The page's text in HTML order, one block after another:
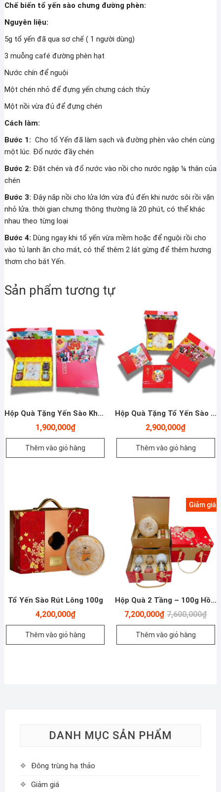
Chế biến tổ yến sào chưng đường phèn:
Nguyên liệu:
5g tổ yến đã qua sơ chế ( 1 người dùng)
3 muỗng café đường phèn hạt
Nước chín để nguội
Một chén nhỏ để đựng yến chưng cách thủy
Một nồi vừa đủ để đựng chén
Cách làm:
Bước 1: Cho tổ Yến đã làm sạch và đường phèn vào chén cùng
một lúc. Đổ nước đầy chén
Bước 2: Đặt chén và đổ nước vào nồi cho nước ngập ¼ thân của
chén
Bước 3: Đậy nắp nồi cho lửa lớn vừa đủ đến khi nước sôi rồi vặn
nhỏ lửa. thời gian chưng thông thường là 20 phút, có thể khác
nhau theo từng loại
Bước 4: Dùng ngay khi tổ yến vừa mềm hoặc để nguội rồi cho
vào tủ lạnh ăn cho mát, có thể thêm 2 lát gừng để thêm hương
thơm cho bát Yến.
Sản phẩm tương tự
Hộp Quà Tặng Yến Sào Khánh Hòa Sợi Dài 50g Và Các Loại Hạt
1,900,000₫
Thêm vào giỏ hàng
Hộp Quà Tặng Tổ Yến Sào Khánh Hòa Tinh Chế Sợi Ngắn 100g Và Các Loại Hạt
2,900,000₫
Thêm vào giỏ hàng
Tổ Yến Sào Rút Lông 100g
4,200,000₫
Thêm vào giỏ hàng
Giảm giá!
Hộp Quà 2 Tầng – 100g Hồng Yến Khánh Hoà Rút Lông Thượng Hạng Và Các Loại Hạt
7,600,000₫Giá
là:
7,200,000₫
Giá
tại
Thêm vào giỏ hàng
DANH MỤC SẢN PHẨM
Đông trùng hạ thảo
Giảm giá